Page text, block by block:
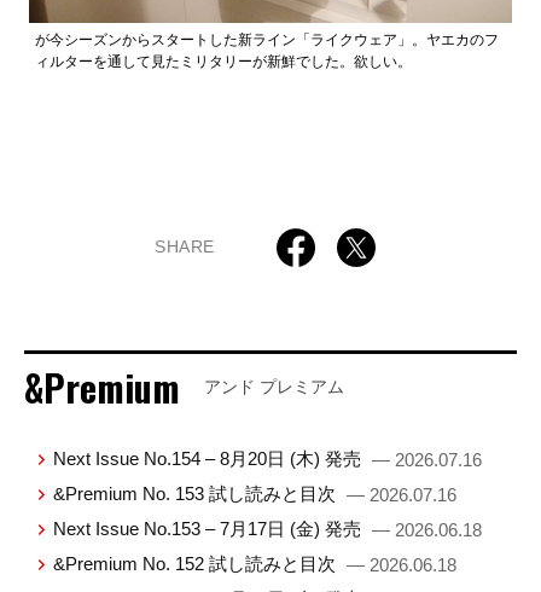
が今シーズンからスタートした新ライン「ライクウェア」。ヤエカのフ
ィルターを通して見たミリタリーが新鮮でした。欲しい。
SHARE
&Premium アンド プレミアム
Next Issue No.154 – 8月20日 (木) 発売 — 2026.07.16
&Premium No. 153 試し読みと目次 — 2026.07.16
Next Issue No.153 – 7月17日 (金) 発売 — 2026.06.18
&Premium No. 152 試し読みと目次 — 2026.06.18